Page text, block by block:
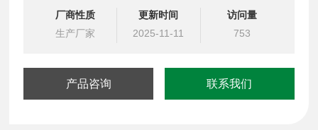
厂商性质
生产厂家
更新时间
2025-11-11
访问量
753
产品咨询 联系我们